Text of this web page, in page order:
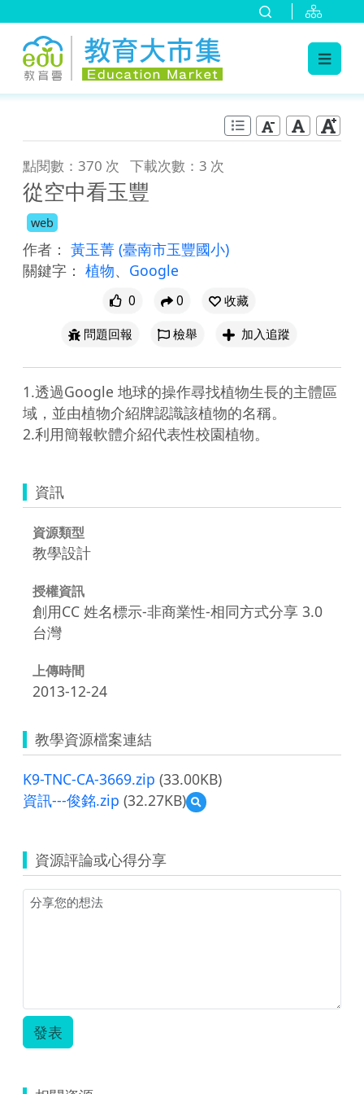
點閱數：370 次 下載次數：3 次
從空中看玉豐
web
作者： 黃玉菁 (臺南市玉豐國小)
關鍵字： 植物、 Google
0 0
收藏
問題回報
檢舉 加入追蹤
1.透過Google 地球的操作尋找植物生長的主體區
域，並由植物介紹牌認識該植物的名稱。
2.利用簡報軟體介紹代表性校園植物。
資訊
資源類型
教學設計
授權資訊
創用CC 姓名標示-非商業性-相同方式分享 3.0
台灣
上傳時間
2013-12-24
教學資源檔案連結
K9-TNC-CA-3669.zip (33.00KB)
資訊---俊銘.zip (32.27KB)
預
覽
-
俊
資源評論或心得分享
發表